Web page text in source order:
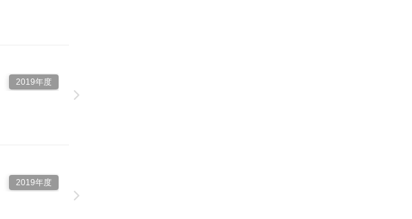
2019年度
2019年度